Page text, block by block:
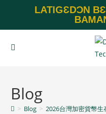
LATIGƐDƆN
Blog
> Blog > 2026台灣加密貨幣